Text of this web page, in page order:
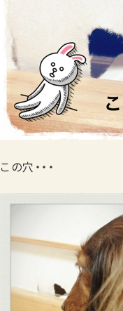
この穴・・・